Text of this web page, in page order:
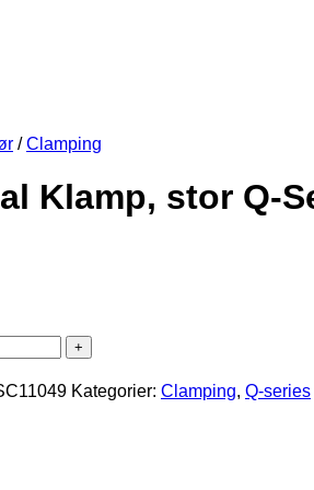
/ Clamping
Klamp, stor Q-
Kategorier: Clamping, Q-series